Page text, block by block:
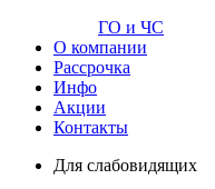
ГО и ЧС
О компании
Рассрочка
Инфо
Акции
Контакты
Для слабовидящих